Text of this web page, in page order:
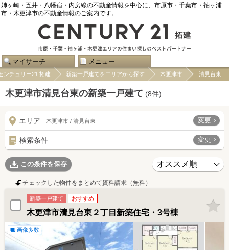
姉ヶ崎・五井・八幡宿・内房線の不動産情報を中心に、市原市・千葉市・袖ヶ浦
市・木更津市の不動産情報のご案内です。
メニュー
マイサーチ
ンチュリー21 拓建 新築一戸建てをエリアから探す 木更津市 清見台東
木更津市清見台東の新築一戸建て (8件)
エリア 木更津市 / 清見台東 変更
検索条件 変更
この条件を保存
チェックした物件をまとめて資料請求（無料）
新築一戸建て おすすめ
木更津市清見台東２丁目新築住宅・3号棟
画像多数